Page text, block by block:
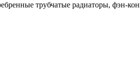
трубчатые радиаторы, фэн-